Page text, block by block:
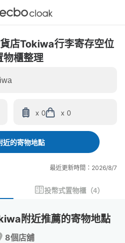
店Tokiwa行李寄存空位
物櫃整理
x 0 x 0
近的寄物地點
最近更新時間：2026/8/7
投幣式置物櫃 （4）
附近推薦的寄物地點
8個店舖